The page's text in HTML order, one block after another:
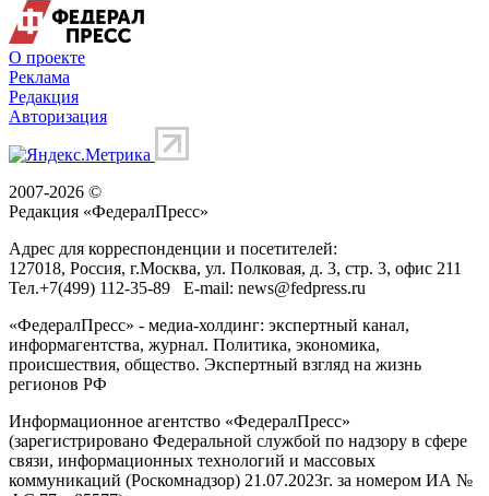
О проекте
Реклама
Редакция
Авторизация
2007-2026 ©
Редакция «ФедералПресс»
Адрес для корреспонденции и посетителей:
127018, Россия, г.Москва, ул. Полковая, д. 3, стр. 3, офис 211
Тел.+7(499) 112-35-89 E-mail: news@fedpress.ru
«ФедералПресс» - медиа-холдинг: экспертный канал,
информагентства, журнал. Политика, экономика,
происшествия, общество. Экспертный взгляд на жизнь
регионов РФ
Информационное агентство «ФедералПресс»
(зарегистрировано Федеральной службой по надзору в сфере
связи, информационных технологий и массовых
коммуникаций (Роскомнадзор) 21.07.2023г. за номером ИА №